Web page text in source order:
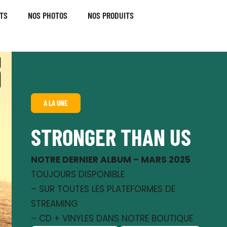
NOS PHOTOS NOS PRODUITS
A LA UNE
STRONGER THAN US
NOTRE DERNIER ALBUM – MARS 2025
TOUJOURS DISPONIBLE
– SUR TOUTES LES PLATEFORMES DE
STREAMING
– CD + VINYLES DANS NOTRE BOUTIQUE